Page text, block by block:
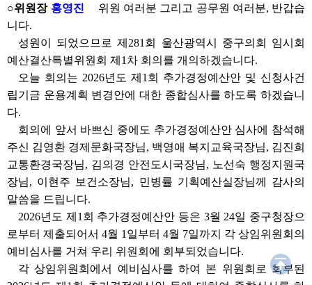
○위원장 홍영진
위원 여러분 그리고 공무원 여러분, 반갑습
니다.
성원이 되었으므로 제281회 울산광역시 중구의회 임시회
예산결산특별위원회 제1차 회의를 개의하겠습니다.
오늘 회의는 2026년도 제1회 추가경정예산안 및 신청사건
립기금 운용계획 변경안에 대한 종합심사를 하도록 하겠습니
다.
회의에 앞서 바쁘신 중에도 추가경정예산안 심사에 참석해
주신 김영환 경제문화국장님, 백영애 복지교육국장님, 김진희
교통환경국장님, 김의경 안전도시국장님, 노선숙 행정지원국
장님, 이현주 보건소장님, 민병률 기획예산실장님께 감사의
말씀을 드립니다.
2026년도 제1회 추가경정예산안 등은 3월 24일 중구청장으
로부터 제출되어서 4월 1일부터 4월 7일까지 각 상임위원회의
예비심사를 거쳐 우리 위원회에 회부되었습니다.
각 상임위원회에서 예비심사를 하여 본 위원회로 회부된